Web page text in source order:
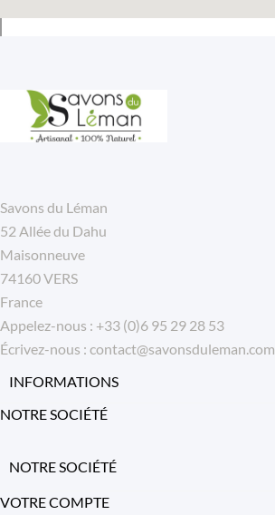
Savons du Léman
52 Allée du Dahu
Maisonneuve
74160 VERS
France
Appelez-nous : +33 (0)6 95 29 28 53
Écrivez-nous : contact@savonsduleman.com
INFORMATIONS
NOTRE SOCIÉTÉ
NOTRE SOCIÉTÉ
VOTRE COMPTE